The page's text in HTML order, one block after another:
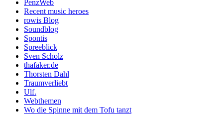
PenzWeb
Recent music heroes
rowis Blog
Soundblog
Spontis
Spreeblick
Sven Scholz
thafaker.de
Thorsten Dahl
Traumverliebt
Ulf.
Webthemen
Wo die Spinne mit dem Tofu tanzt